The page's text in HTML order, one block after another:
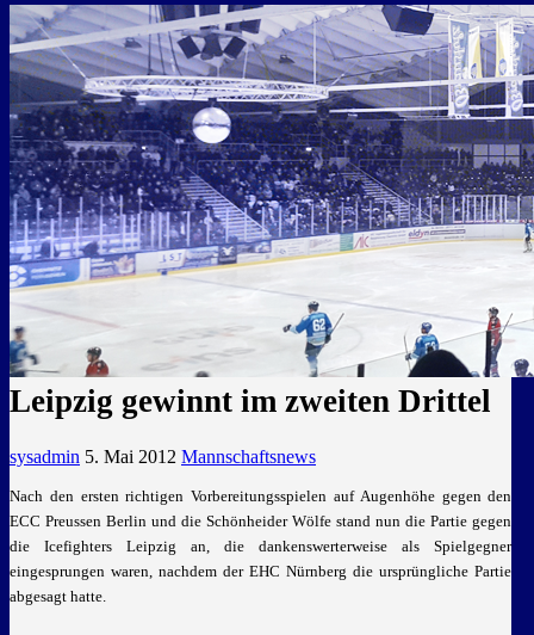
GEMEINSAM EINE LEIDENSCHAFT
Leipzig gewinnt im zweiten Drittel
sysadmin 5. Mai 2012 Mannschaftsnews
Nach den ersten richtigen Vorbereitungsspielen auf Augenhöhe gegen den
ECC Preussen Berlin und die Schönheider Wölfe stand nun die Partie gegen
die Icefighters Leipzig an, die dankenswerterweise als Spielgegner
eingesprungen waren, nachdem der EHC Nürnberg die ursprüngliche Partie
abgesagt hatte.